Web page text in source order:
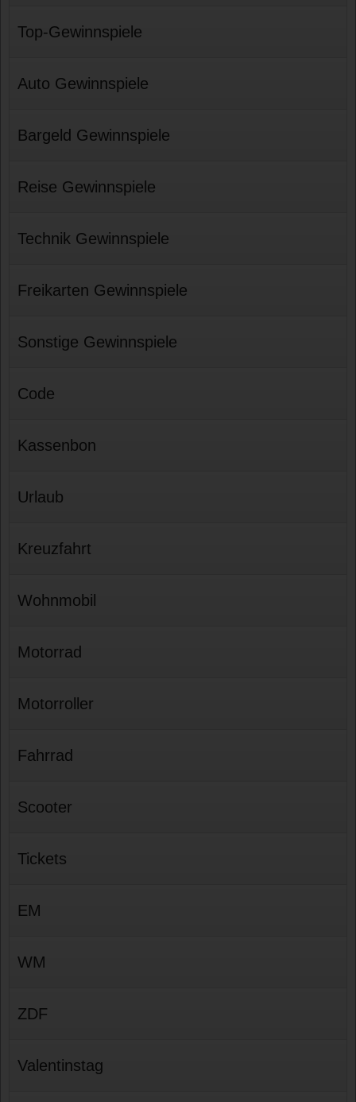
Top-Gewinnspiele
Auto Gewinnspiele
Bargeld Gewinnspiele
Reise Gewinnspiele
Technik Gewinnspiele
Freikarten Gewinnspiele
Sonstige Gewinnspiele
Code
Kassenbon
Urlaub
Kreuzfahrt
Wohnmobil
Motorrad
Motorroller
Fahrrad
Scooter
Tickets
EM
WM
ZDF
Valentinstag